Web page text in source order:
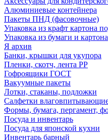
Алюминиевые контейнера
Пакеты ПНД (фасовочные)
Упаковка из крафт картона
Упаковка из бумаги и картона
Я архив
Банки, крышки для укупора
Пленки, скотч, лента РР
Гофроящики ГОСТ
Вакуумные пакеты
Лотки, стаканы, подложки
Салфетки
Формы, бумага, пергамент,
Посуда и инвентарь
Посуда для японской кухни
Инвентарь барный